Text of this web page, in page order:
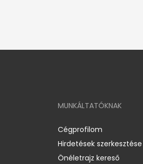
MUNKÁLTATÓKNAK
Cégprofilom
Hirdetések szerkesztése
Önéletrajz kereső